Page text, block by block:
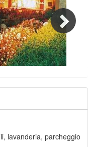
lavanderia, parcheggio